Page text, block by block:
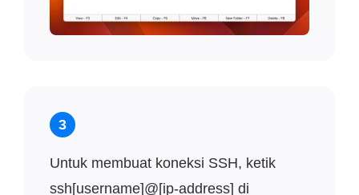
3
Untuk membuat koneksi SSH, ketik
ssh[username]@[ip-address] di